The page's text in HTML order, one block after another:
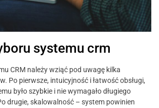
systemu crm
CRM należy wziąć pod uwagę kilka
Po pierwsze, intuicyjność i łatwość obsługi,
było szybkie i nie wymagało długiego
drugie, skalowalność – system powinien